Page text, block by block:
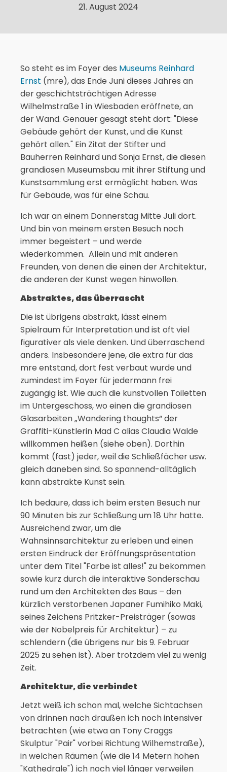
21. August 2024
So steht es im Foyer des Museums Reinhard
Ernst (mre), das Ende Juni dieses Jahres an
der geschichtsträchtigen Adresse
Wilhelmstraße 1 in Wiesbaden eröffnete, an
der Wand. Genauer gesagt steht dort: "Diese
Gebäude gehört der Kunst, und die Kunst
gehört allen." Ein Zitat der Stifter und
Bauherren Reinhard und Sonja Ernst, die diesen
grandiosen Museumsbau mit ihrer Stiftung und
Kunstsammlung erst ermöglicht haben. Was
für Gebäude, was für eine Schau.
Ich war an einem Donnerstag Mitte Juli dort.
Und bin von meinem ersten Besuch noch
immer begeistert – und werde
wiederkommen. Allein und mit anderen
Freunden, von denen die einen der Architektur,
die anderen der Kunst wegen hinwollen.
Abstraktes, das überrascht
Die ist übrigens abstrakt, lässt einem
Spielraum für Interpretation und ist oft viel
figurativer als viele denken. Und überraschend
anders. Insbesondere jene, die extra für das
mre entstand, dort fest verbaut wurde und
zumindest im Foyer für jedermann frei
zugängig ist. Wie auch die kunstvollen Toiletten
im Untergeschoss, wo einen die grandiosen
Glasarbeiten „Wandering thoughts“ der
Graffiti-Künstlerin Mad C alias Claudia Walde
willkommen heißen (siehe oben). Dorthin
kommt (fast) jeder, weil die Schließfächer usw.
gleich daneben sind. So spannend-alltäglich
kann abstrakte Kunst sein.
Ich bedaure, dass ich beim ersten Besuch nur
90 Minuten bis zur Schließung um 18 Uhr hatte.
Ausreichend zwar, um die
Wahnsinnsarchitektur zu erleben und einen
ersten Eindruck der Eröffnungspräsentation
unter dem Titel "Farbe ist alles!" zu bekommen
sowie kurz durch die interaktive Sonderschau
rund um den Architekten des Baus – den
kürzlich verstorbenen Japaner Fumihiko Maki,
seines Zeichens Pritzker-Preisträger (sowas
wie der Nobelpreis für Architektur) – zu
schlendern (die übrigens nur bis 9. Februar
2025 zu sehen ist). Aber trotzdem viel zu wenig
Zeit.
Architektur, die verbindet
Jetzt weiß ich schon mal, welche Sichtachsen
von drinnen nach draußen ich noch intensiver
betrachten (wie etwa an Tony Craggs
Skulptur "Pair" vorbei Richtung Wilhemstraße),
in welchen Räumen (wie die 14 Metern hohen
"Kathedrale") ich noch viel länger verweilen